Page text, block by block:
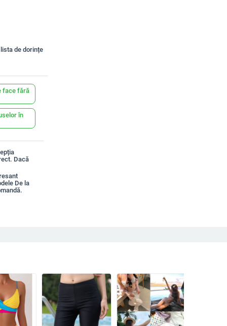
de dorințe
face fără
în
Dacă
De la